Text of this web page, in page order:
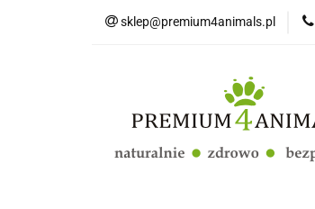
sklep@premium4animals.pl